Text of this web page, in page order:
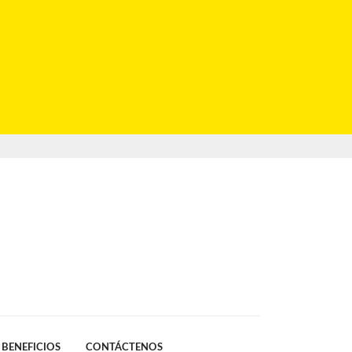
BENEFICIOS CONTÁCTENOS